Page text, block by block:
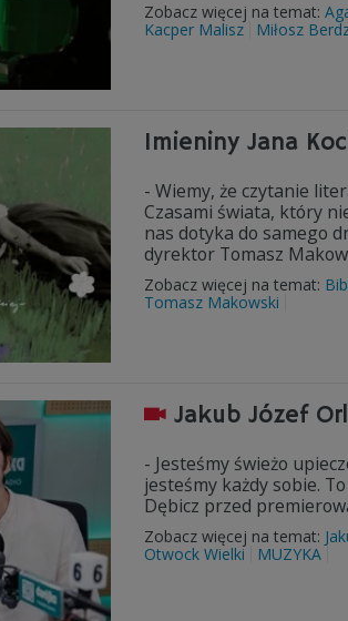
Zobacz więcej na temat:
Kacper Malisz
Miłosz
Imieniny Jana
- Wiemy, że czytanie
Czasami świata, który
nas dotyka do samego
dyrektor Tomasz
Zobacz więcej na temat:
Tomasz Makowski
Jakub Józef
- Jesteśmy świeżo
jesteśmy każdy sobie.
Dębicz przed
Zobacz więcej na temat:
Otwock Wielki
MUZYKA